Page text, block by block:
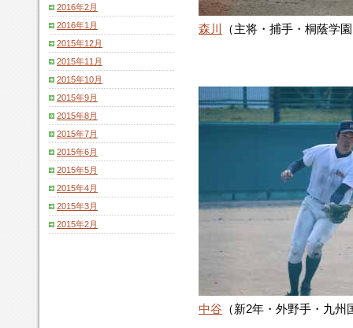
森川 （主将・捕手・桐蔭学
中谷 （新2年・外野手・九州
2016年2月
2016年1月
2015年12月
2015年11月
2015年10月
2015年9月
2015年8月
2015年7月
2015年6月
2015年5月
2015年4月
2015年3月
2015年2月